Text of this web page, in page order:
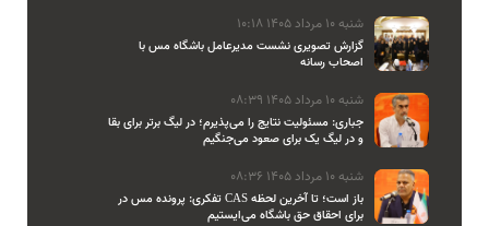
شنبه 10 مرداد 1405 10:18
گزارش تصویری نشست مدیرعامل باشگاه مس با
اصحاب رسانه
شنبه 10 مرداد 1405 08:39
جباری: مسئولیت نتایج را می‌پذیرم؛ در لیگ برتر برای بقا
و در لیگ یک برای صعود می‌جنگیم
شنبه 10 مرداد 1405 08:36
تفکری: پرونده مس در CAS باز است؛ تا آخرین لحظه
برای احقاق حق باشگاه می‌ایستیم